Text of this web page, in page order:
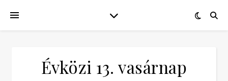
Évközi 13. vasárnap